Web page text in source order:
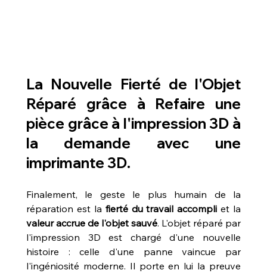
La Nouvelle Fierté de l'Objet
Réparé grâce à Refaire une
pièce grâce à l'impression 3D à
la demande avec une
imprimante 3D.
Finalement, le geste le plus humain de la
réparation est la fierté du travail accompli
valeur accrue de l'objet sauvé. L'objet réparé par
l'impression 3D est chargé d'une nouvelle
histoire : celle d'une panne vaincue par
l'ingéniosité moderne. Il porte en lui la preuve